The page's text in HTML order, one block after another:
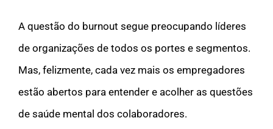
A questão do burnout segue preocupando líderes
de organizações de todos os portes e segmentos.
Mas, felizmente, cada vez mais os empregadores
estão abertos para entender e acolher as questões
de saúde mental dos colaboradores.